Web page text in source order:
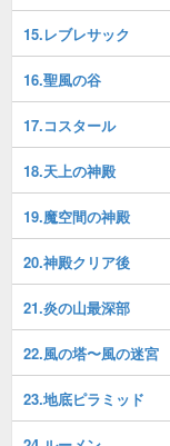
15.レブレサック
16.聖風の谷
17.コスタール
18.天上の神殿
19.魔空間の神殿
20.神殿クリア後
21.炎の山最深部
22.風の塔〜風の迷宮
23.地底ピラミッド